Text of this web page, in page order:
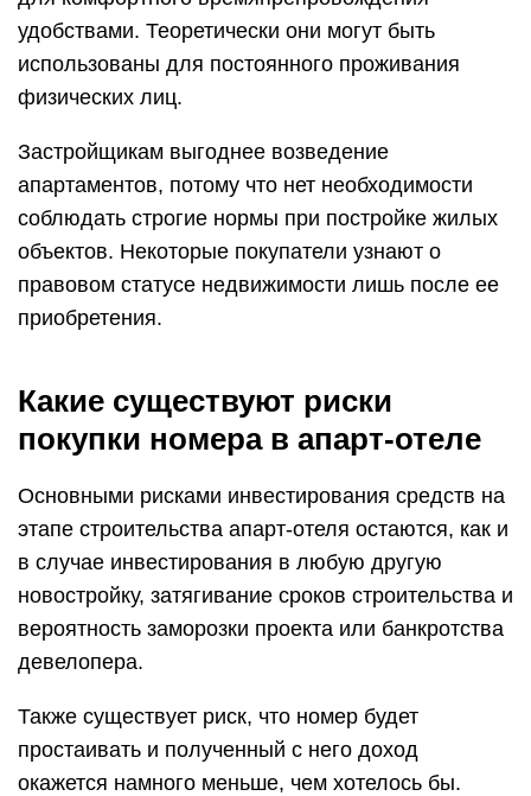
удобствами. Теоретически они могут быть
использованы для постоянного проживания
физических лиц.
Застройщикам выгоднее возведение
апартаментов, потому что нет необходимости
соблюдать строгие нормы при постройке жилых
объектов. Некоторые покупатели узнают о
правовом статусе недвижимости лишь после ее
приобретения.
Какие существуют риски
покупки номера в апарт-отеле
Основными рисками инвестирования средств на
этапе строительства апарт-отеля остаются, как и
в случае инвестирования в любую другую
новостройку, затягивание сроков строительства и
вероятность заморозки проекта или банкротства
девелопера.
Также существует риск, что номер будет
простаивать и полученный с него доход
окажется намного меньше, чем хотелось бы.